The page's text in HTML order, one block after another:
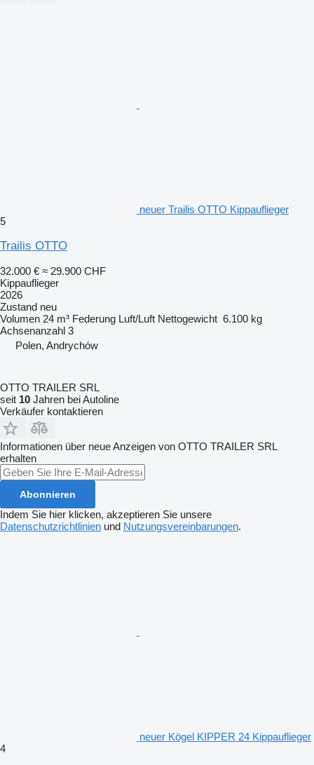
neuer Trailis OTTO Kippauflieger
5
Trailis OTTO
32.000 € ≈ 29.900 CHF
Kippauflieger
2026
Zustand neu
Volumen 24 m³ Federung Luft/Luft Nettogewicht 6.100 kg
Achsenanzahl 3
Polen, Andrychów
OTTO TRAILER SRL
seit 10 Jahren bei Autoline
Verkäufer kontaktieren
Informationen über neue Anzeigen von OTTO TRAILER SRL
erhalten
Abonnieren
Indem Sie hier klicken, akzeptieren Sie unsere
Datenschutzrichtlinien und Nutzungsvereinbarungen.
neuer Kögel KIPPER 24 Kippauflieger
4